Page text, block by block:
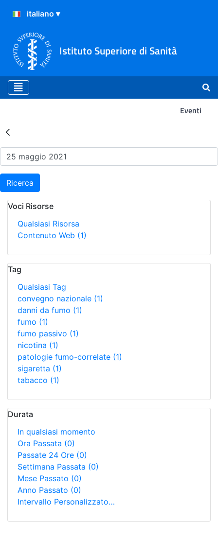
Istituto Superiore di Sanità
Eventi
Risultati della Ricerca -
Ricerca
Voci Risorse
Qualsiasi Risorsa
Contenuto Web (1)
Tag
Qualsiasi Tag
convegno nazionale (1)
danni da fumo (1)
fumo (1)
fumo passivo (1)
nicotina (1)
patologie fumo-correlate (1)
sigaretta (1)
tabacco (1)
Durata
In qualsiasi momento
Ora Passata (0)
Passate 24 Ore (0)
Settimana Passata (0)
Mese Passato (0)
Anno Passato (0)
Intervallo Personalizzato…